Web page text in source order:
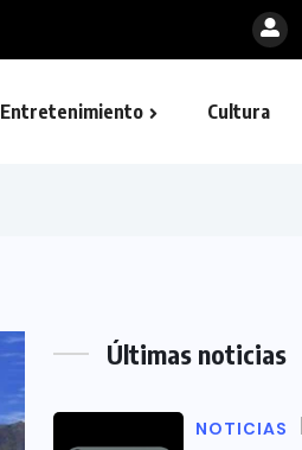
Entretenimiento Cultura
Últimas noticias
NOTICIAS